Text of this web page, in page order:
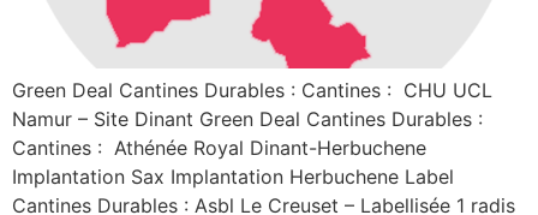
Green Deal Cantines Durables : Cantines : CHU UCL
Namur – Site Dinant Green Deal Cantines Durables :
Cantines : Athénée Royal Dinant-Herbuchene
Implantation Sax Implantation Herbuchene Label
Cantines Durables : Asbl Le Creuset – Labellisée 1 radis